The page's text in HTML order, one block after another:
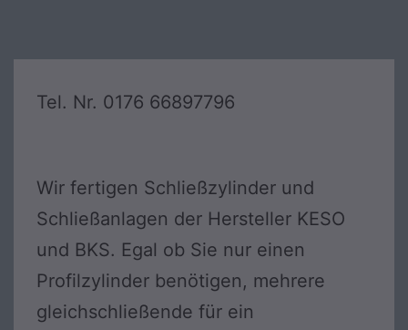
Tel. Nr. 0176 66897796
Wir fertigen Schließzylinder und
Schließanlagen der Hersteller KESO
und BKS. Egal ob Sie nur einen
Profilzylinder benötigen, mehrere
gleichschließende für ein